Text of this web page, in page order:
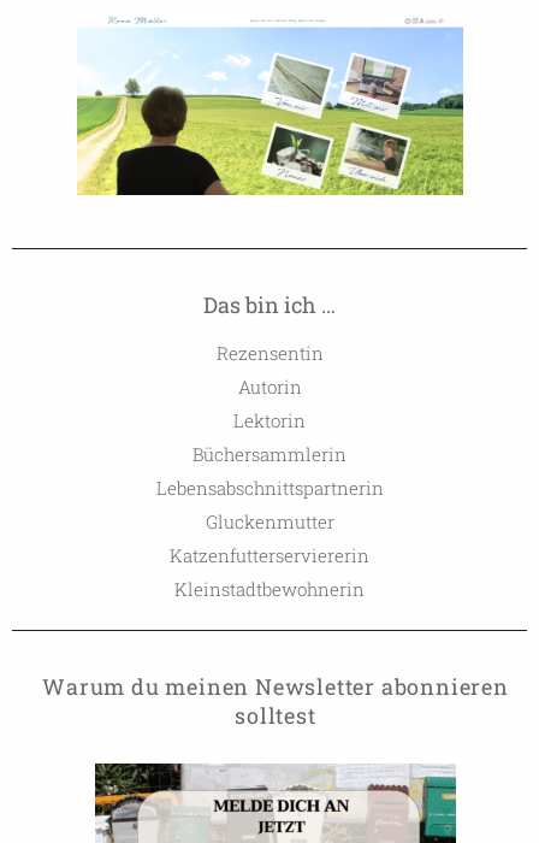
Das bin ich …
Rezensentin
Autorin
Lektorin
Büchersammlerin
Lebensabschnittspartnerin
Gluckenmutter
Katzenfutterserviererin
Kleinstadtbewohnerin
Warum du meinen Newsletter abonnieren
solltest